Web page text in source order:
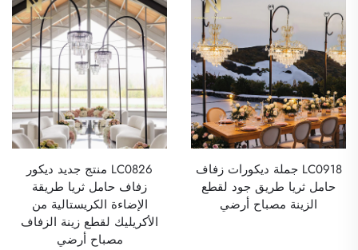
LC0918 جملة ديكورات زفاف
حامل ثريا طريق جود لقطع
الزينة مصباح أرضي
LC0826 منتج جديد ديكور
زفاف حامل ثريا طريقة
الإضاءة الكريستالية من
الأكريليك لقطع زينة الزفاف
مصباح أرضي